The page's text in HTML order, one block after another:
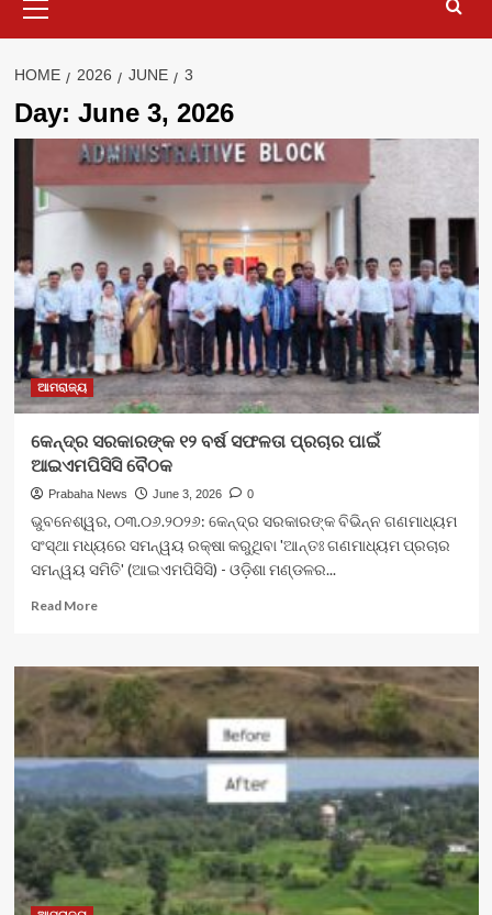
Menu
HOME 2026 JUNE 3
Day: June 3, 2026
ଆମରାଜ୍ୟ
କେନ୍ଦ୍ର ସରକାରଙ୍କ ୧୨ ବର୍ଷ ସଫଳତା ପ୍ରଚାର ପାଇଁ
ଆଇଏମପିସିସି ବୈଠକ
Prabaha News June 3, 2026 0
ଭୁବନେଶ୍ୱର, ୦୩.୦୬.୨୦୨୬: କେନ୍ଦ୍ର ସରକାରଙ୍କ ବିଭିନ୍ନ ଗଣମାଧ୍ୟମ
ସଂସ୍ଥା ମଧ୍ୟରେ ସମନ୍ୱୟ ରକ୍ଷା କରୁଥିବା 'ଆନ୍ତଃ ଗଣମାଧ୍ୟମ ପ୍ରଚାର
ସମନ୍ୱୟ ସମିତି' (ଆଇଏମପିସିସି) - ଓଡ଼ିଶା ମଣ୍ଡଳର...
Read MoreRead
କେନ୍ଦ୍ର
ସରକାରଙ୍କ
୧୨
ବର୍ଷ
ସଫଳତା
ପ୍ରଚାର
ଆଇଏମପିସିସି
ବୈଠକ